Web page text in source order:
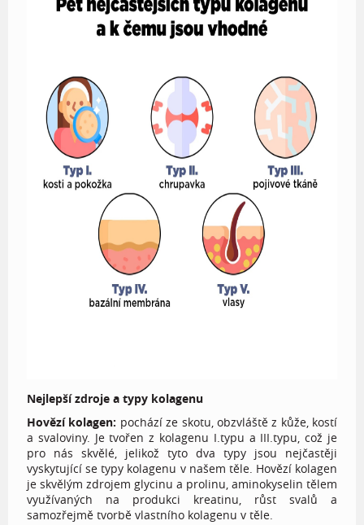
Nejlepší zdroje a typy kolagenu
Hovězí kolagen: pochází ze skotu, obzvláště z kůže, kostí
a svaloviny. Je tvořen z kolagenu I.typu a III.typu, což je
pro nás skvělé, jelikož tyto dva typy jsou nejčastěji
vyskytující se typy kolagenu v našem těle. Hovězí kolagen
je skvělým zdrojem glycinu a prolinu, aminokyselin tělem
využívaných na produkci kreatinu, růst svalů a
samozřejmě tvorbě vlastního kolagenu v těle.